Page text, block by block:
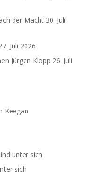
der Macht 30. Juli
Juli 2026
Jürgen Klopp 26. Juli
Keegan
unter sich
sich